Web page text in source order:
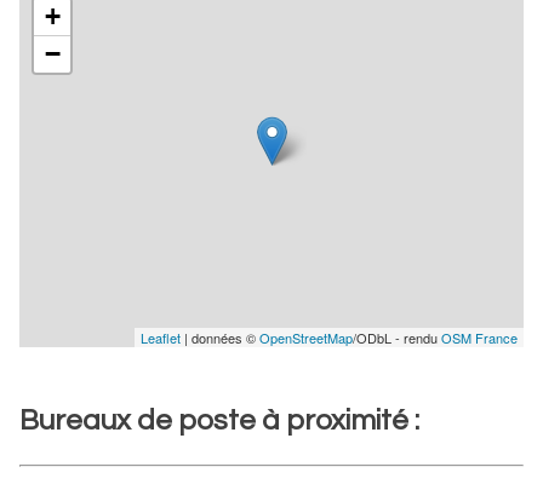
+
−
Leaflet | données ©OpenStreetMap/ODbL - renduOSM France
Bureaux de poste à proximité :